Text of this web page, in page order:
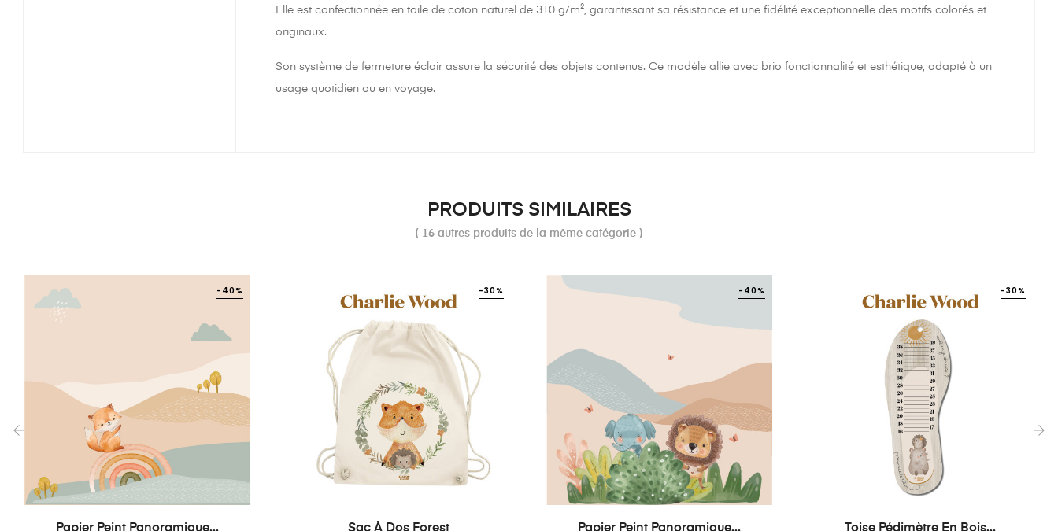
Elle est confectionnée en toile de coton naturel de 310 g/m², garantissant sa résistance et une fidélité exceptionnelle des motifs colorés et
originaux.
Son système de fermeture éclair assure la sécurité des objets contenus. Ce modèle allie avec brio fonctionnalité et esthétique, adapté à un
usage quotidien ou en voyage.
PRODUITS SIMILAIRES
( 16 autres produits de la même catégorie )
Papier Peint Panoramique...
-40%
Sac À Dos Forest
-30%
Papier Peint Panoramique...
-40%
Toise Pédimètre En Bois...
-30%